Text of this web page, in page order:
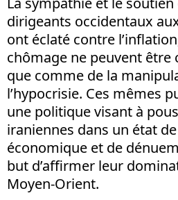
dirigeants occidentaux
ont éclaté contre
chômage ne peuvent
que comme de la
l’hypocrisie. Ces mêmes
une politique visant à
iraniennes dans un état
économique et de
but d’affirmer leur
Moyen-Orient.